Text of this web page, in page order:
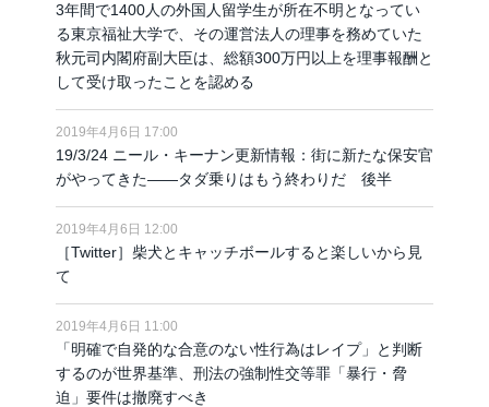
3年間で1400人の外国人留学生が所在不明となってい
る東京福祉大学で、その運営法人の理事を務めていた
秋元司内閣府副大臣は、総額300万円以上を理事報酬と
して受け取ったことを認める
2019年4月6日 17:00
19/3/24 ニール・キーナン更新情報：街に新たな保安官
がやってきた――タダ乗りはもう終わりだ 後半
2019年4月6日 12:00
［Twitter］柴犬とキャッチボールすると楽しいから見
て
2019年4月6日 11:00
「明確で自発的な合意のない性行為はレイプ」と判断
するのが世界基準、刑法の強制性交等罪「暴行・脅
迫」要件は撤廃すべき